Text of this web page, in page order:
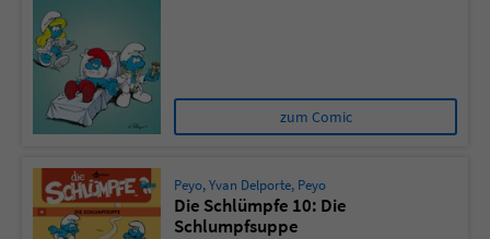
zum Comic
Peyo,Yvan Delporte, Peyo
Die Schlümpfe 10: Die
Schlumpfsuppe